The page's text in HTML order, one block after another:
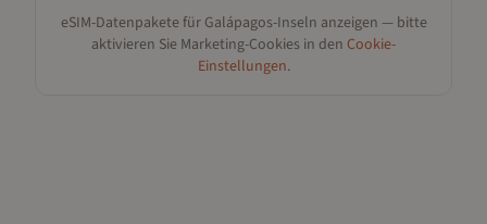
eSIM-Datenpakete für Galápagos-Inseln anzeigen — bitte
aktivieren Sie Marketing-Cookies in den Cookie-
Einstellungen.